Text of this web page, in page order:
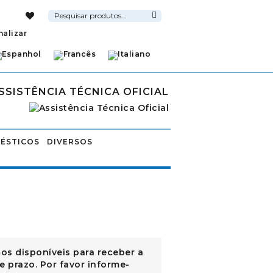
Pesquisar
por:
TÉCNICA OFICIAL
DIVERSOS
disponíveis para receber a
prazo. Por favor informe-